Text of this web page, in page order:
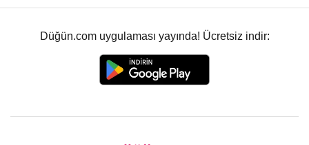
Düğün.com uygulaması yayında! Ücretsiz indir: